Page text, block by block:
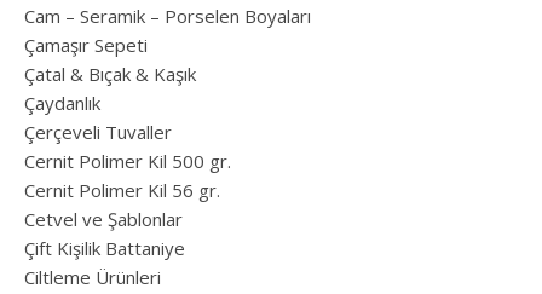
Cam – Seramik – Porselen Boyaları
Çamaşır Sepeti
Çatal & Bıçak & Kaşık
Çaydanlık
Çerçeveli Tuvaller
Cernit Polimer Kil 500 gr.
Cernit Polimer Kil 56 gr.
Cetvel ve Şablonlar
Çift Kişilik Battaniye
Ciltleme Ürünleri